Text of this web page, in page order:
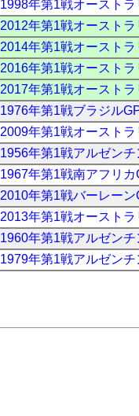
1998年第1戦オーストラ
2012年第1戦オーストラ
2014年第1戦オーストラ
2016年第1戦オーストラ
2017年第1戦オーストラ
1976年第1戦ブラジル
2009年第1戦オーストラ
1956年第1戦アルゼンチ
1967年第1戦南アフリカ
2010年第1戦バーレーン
2013年第1戦オーストラ
1960年第1戦アルゼンチ
1979年第1戦アルゼンチ